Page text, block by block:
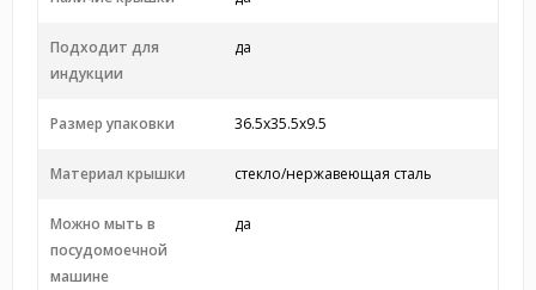
Подходит для
индукции
да
Размер упаковки 36.5x35.5x9.5
Материал крышки стекло/нержавеющая сталь
Можно мыть в
посудомоечной
машине
да